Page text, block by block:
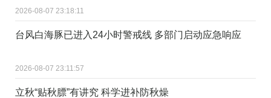
2026-08-07 23:18:11
台风白海豚已进入24小时警戒线 多部门启动应急响应
2026-08-07 23:11:57
立秋“贴秋膘”有讲究 科学进补防秋燥